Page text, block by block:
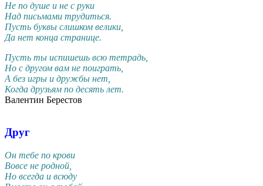
Не по душе и не с руки
Над письмами трудиться.
Пусть буквы слишком велики,
Да нет конца странице.
Пусть ты испишешь всю тетрадь,
Но с другом вам не поиграть,
А без игры и дружбы нет,
Когда друзьям по десять лет.
Валентин Берестов
Друг
Он тебе по крови
Вовсе не родной,
Но всегда и всюду